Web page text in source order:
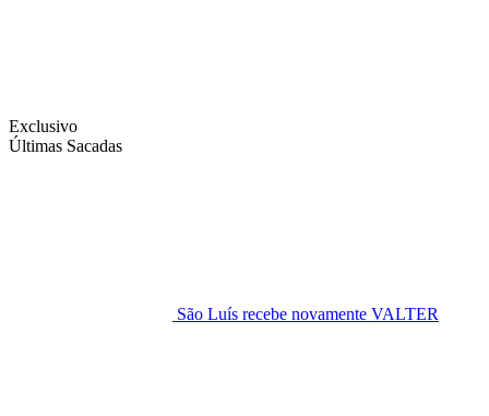
Exclusivo
Últimas Sacadas
São Luís recebe novamente VALTER